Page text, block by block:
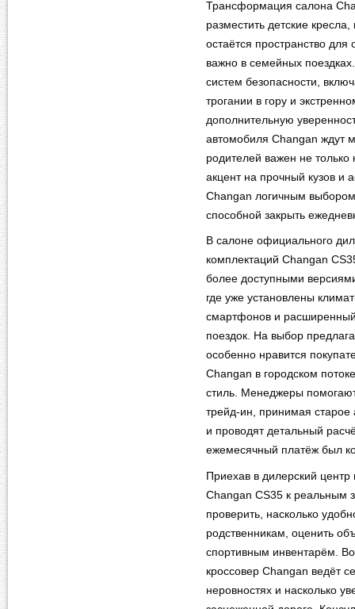
Трансформация салона
разместить детские
остаётся пространство
важно в семейных
систем безопасности,
трогании в гору и
дополнительную
автомобиля Changan ждут
родителей важен не
акцент на прочный кузов и
Changan логичным
способной закрыть
В салоне официального
комплектаций Changan
более доступными
где уже установлены
смартфонов и
поездок. На выбор
особенно нравится
Changan в городском
стиль. Менеджеры
трейд-ин, принимая старое
и проводят детальный
ежемесячный платёж был
Приехав в дилерский
Changan CS35 к реальным
проверить, насколько
родственникам, оценить
спортивным инвентарём. Во
кроссовер Changan ведёт
неровностях и насколько